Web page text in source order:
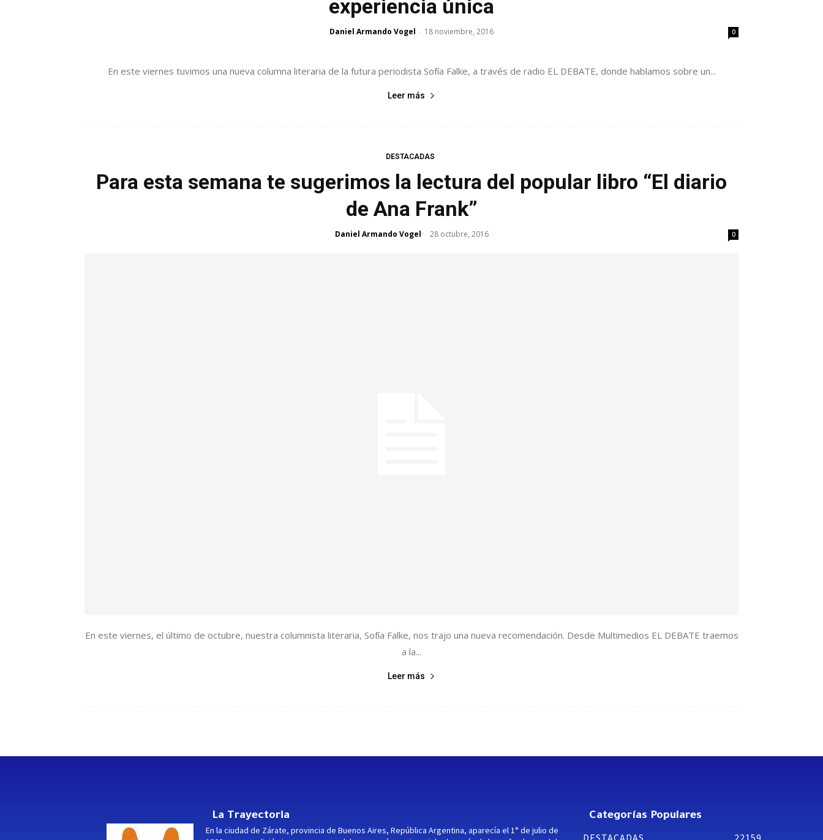
experiencia única
Daniel Armando Vogel - 18 noviembre, 2016 0
En este viernes tuvimos una nueva columna literaria de la futura periodista Sofía Falke, a través de radio EL DEBATE, donde hablamos sobre un...
Leer más
DESTACADAS
Para esta semana te sugerimos la lectura del popular libro “El diario
de Ana Frank”
Daniel Armando Vogel - 28 octubre, 2016 0
En este viernes, el último de octubre, nuestra columnista literaria, Sofía Falke, nos trajo una nueva recomendación. Desde Multimedios EL DEBATE traemos
a la...
Leer más
La Trayectoria
En la ciudad de Zárate, provincia de Buenos Aires, República Argentina, aparecía el 1° de julio de
Categorías Populares
DESTACADAS
22159